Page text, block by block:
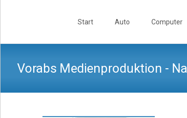
Start Auto Computer
Vorabs Medienproduktion -